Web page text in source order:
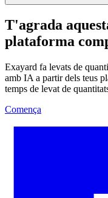
T'agrada
plataforma
Exayard fa levats de
amb IA a partir dels teus
temps de levat de
Comença